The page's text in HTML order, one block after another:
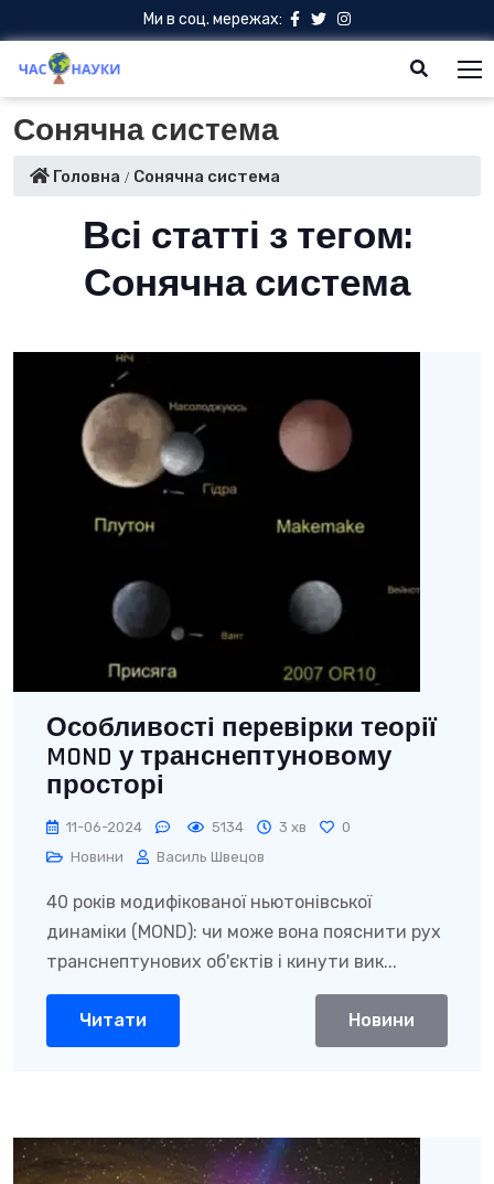
Ми в соц. мережах:
Сонячна система
Головна Сонячна система
Всі статті з тегом:
Сонячна система
Особливості перевірки теорії
MOND у транснептуновому
просторі
11-06-2024 5134 3 хв
0
Новини
Василь Швецов
40 років модифікованої ньютонівської
динаміки (MOND): чи може вона пояснити рух
транснептунових об'єктів і кинути вик...
Читати Новини